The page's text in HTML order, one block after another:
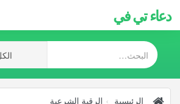
دعاء تي في
الرئيسية
الرقية الشرعية